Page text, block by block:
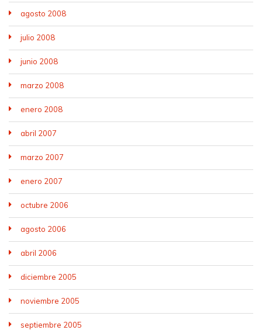
agosto 2008
julio 2008
junio 2008
marzo 2008
enero 2008
abril 2007
marzo 2007
enero 2007
octubre 2006
agosto 2006
abril 2006
diciembre 2005
noviembre 2005
septiembre 2005